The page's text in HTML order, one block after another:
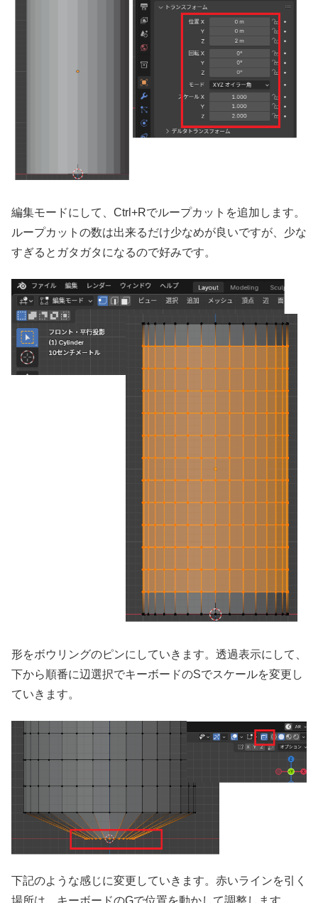
編集モードにして、Ctrl+Rでループカットを追加します。
ループカットの数は出来るだけ少なめが良いですが、少な
すぎるとガタガタになるので好みです。
形をボウリングのピンにしていきます。透過表示にして、
下から順番に辺選択でキーボードのSでスケールを変更し
ていきます。
下記のような感じに変更していきます。赤いラインを引く
場所は、キーボードのGで位置を動かして調整します。